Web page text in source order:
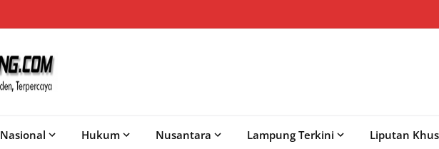
Nasional Hukum Nusantara Lampung Terkini Liputan